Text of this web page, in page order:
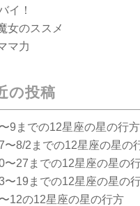
イ！
女のススメ
マ力
の投稿
9までの12星座の星の行方
〜8/2までの12星座の星の
〜27までの12星座の星の
〜19までの12星座の星の
12の12星座の星の行方